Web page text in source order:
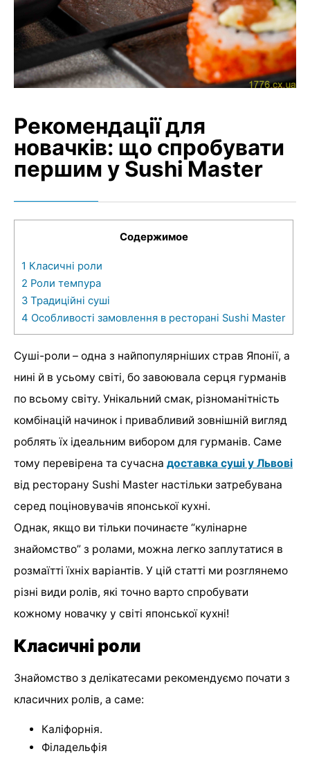
Рекомендації для
новачків: що спробувати
першим у Sushi Master
Содержимое
1 Класичні роли
2 Роли темпура
3 Традиційні суші
4 Особливості замовлення в ресторані Sushi Master
Суші-роли – одна з найпопулярніших страв Японії, а
нині й в усьому світі, бо завоювала серця гурманів
по всьому світу. Унікальний смак, різноманітність
комбінацій начинок і привабливий зовнішній вигляд
роблять їх ідеальним вибором для гурманів. Саме
тому перевірена та сучасна доставка суші у Львові
від ресторану Sushi Master настільки затребувана
серед поціновувачів японської кухні.
Однак, якщо ви тільки починаєте “кулінарне
знайомство” з ролами, можна легко заплутатися в
розмаїтті їхніх варіантів. У цій статті ми розглянемо
різні види ролів, які точно варто спробувати
кожному новачку у світі японської кухні!
Класичні роли
Знайомство з делікатесами рекомендуємо почати з
класичних ролів, а саме:
Каліфорнія.
Філадельфія